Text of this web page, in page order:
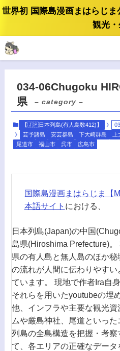
世界初 国際島漫画まはらじ
観光
034-06Chugoku
県
– category –
【🇯🇵日本列島(有人島数412)】
芸予諸島
安芸群島 下大崎群島
尾道市
福山市 呉市 広島市
国際島漫画まはらじま【
本語サイト における、
日本列島(Japan)の中国
島県(Hiroshima Prefecture)
県の有人島と無人島のほか
の流れが人間に伝わりやす
ています。 現地で作者Ira自
それらを用いたyoutubeの埋
他、インフラや主要な観光
ムや厳島神社、尾道といっ
列島の全島構造を把握・考
て、各エリアの正確なデー